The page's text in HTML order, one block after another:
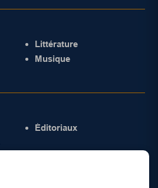
Littérature
Musique
Éditoriaux